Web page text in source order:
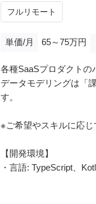
ペア/モブプログラミ
フルリモート
単価/月 65～75万円
各種SaaSプロダクトの
データモデリングは「
す。
※ご希望やスキルに応じ
【開発環境】
・言語: TypeScript、